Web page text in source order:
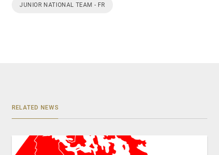
JUNIOR NATIONAL TEAM - FR
RELATED NEWS